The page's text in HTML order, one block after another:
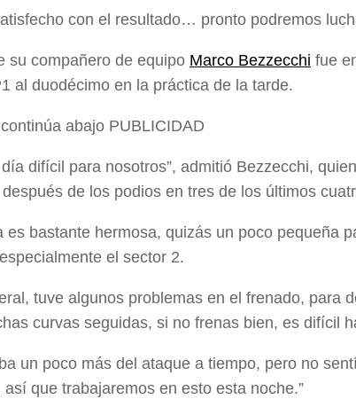
con el resultado… pronto podremos
su compañero de equipo Marco Bezzecchi fue
al duodécimo en la práctica de la tarde.
abajo PUBLICIDAD
día difícil para nosotros”, admitió Bezzecchi,
de los podios en tres de los últimos
es bastante hermosa, quizás un poco pequeña
el sector 2.
tuve algunos problemas en el frenado, para
curvas seguidas, si no frenas bien, es difícil
un poco más del ataque a tiempo, pero no
así que trabajaremos en esto esta noche.”